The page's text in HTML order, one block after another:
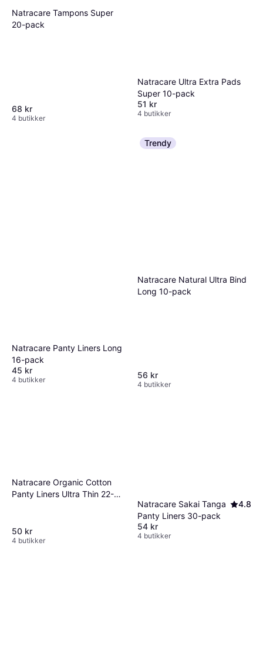
Natracare Tampons Super
20-pack
68 kr
4 butikker
Natracare Ultra Extra Pads
Super 10-pack
51 kr
4 butikker
Natracare Panty Liners Long
16-pack
45 kr
4 butikker
Trendy
Natracare Natural Ultra Bind
Long 10-pack
56 kr
4 butikker
Natracare Organic Cotton
Panty Liners Ultra Thin 22-
50 kr
4 butikker
Natracare Sakai Tanga
Panty Liners 30-pack
4.8
54 kr
4 butikker